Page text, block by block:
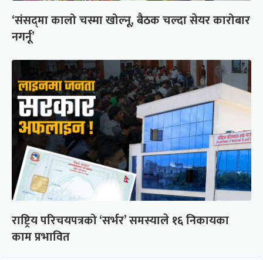
‘संसद्‍मा कालो चस्मा खोल्नू, बैठक चल्दा सेयर कारोबार
नगर्नू’
राष्ट्रिय परिचयपत्रको ‘सर्भर’ समस्याले १६ निकायका
काम प्रभावित